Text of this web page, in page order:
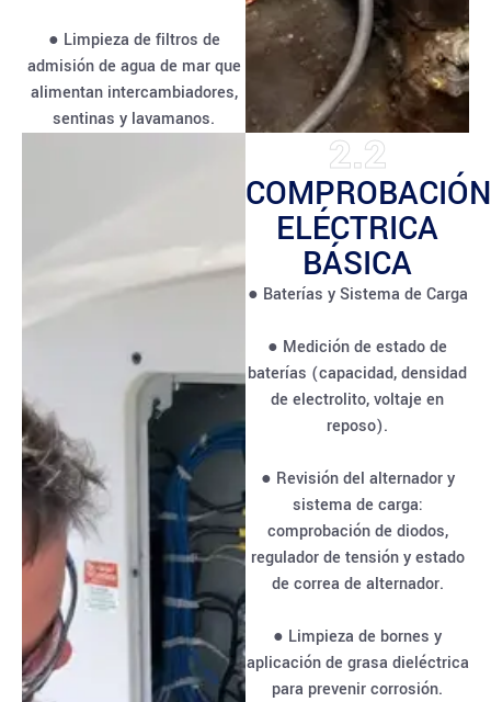
● Limpieza de filtros de
admisión de agua de mar que
alimentan intercambiadores,
sentinas y lavamanos.
2.2
COMPROBACIÓN
ELÉCTRICA
BÁSICA
● Baterías y Sistema de Carga
● Medición de estado de
baterías (capacidad, densidad
de electrolito, voltaje en
reposo).
● Revisión del alternador y
sistema de carga:
comprobación de diodos,
regulador de tensión y estado
de correa de alternador.
● Limpieza de bornes y
aplicación de grasa dieléctrica
para prevenir corrosión.